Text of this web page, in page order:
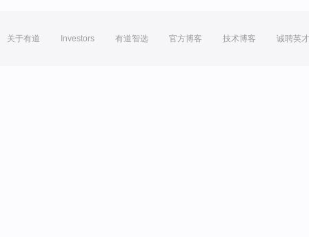
关于有道 Investors 有道智选 官方博客 技术博客 诚聘英才